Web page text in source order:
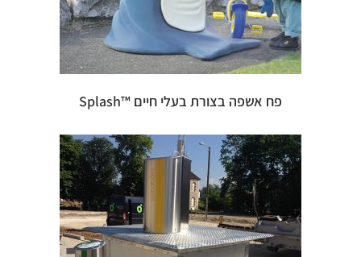
פח אשפה בצורת בעלי חיים ™Splash